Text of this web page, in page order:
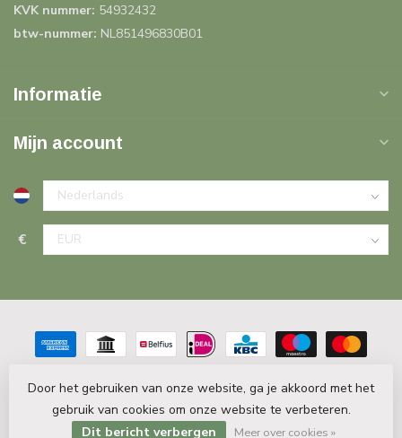
KVK nummer: 54932432
btw-nummer: NL851496830B01
Informatie
Mijn account
€
© Copyright 2026 PlintenDecor.nl - Powered byLightspeed
Lightspeed designby Dyvelopment
Door het gebruiken van onze website, ga je akkoord met het
gebruik van cookies om onze website te verbeteren.
Dit bericht verbergen
Meer over cookies »